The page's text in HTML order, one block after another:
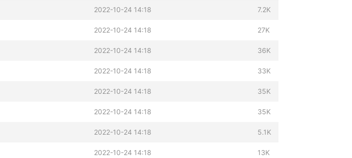
2022-10-24 14:18 7.2K
2022-10-24 14:18 27K
2022-10-24 14:18 36K
2022-10-24 14:18 33K
2022-10-24 14:18 35K
2022-10-24 14:18 35K
2022-10-24 14:18 5.1K
2022-10-24 14:18 13K